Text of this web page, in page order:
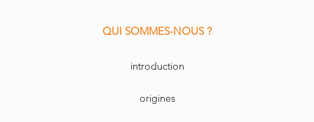
QUI SOMMES-NOUS ?
introduction
origines